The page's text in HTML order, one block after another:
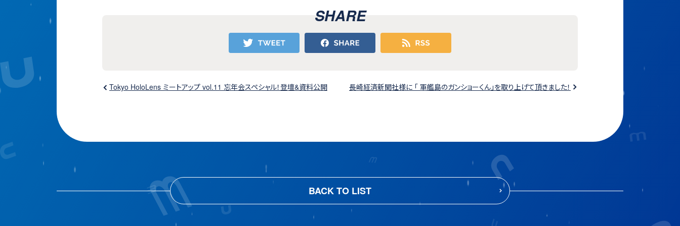
SHARE
Tokyo HoloLens ミートアップ vol.11 忘年会スペシャル！登壇&資料公開 長崎経済新聞社様に 「 軍艦島のガンショーくん」を取り上げて頂きました！
BACK TO LIST